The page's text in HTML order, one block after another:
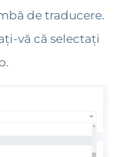
de traducere.
vă că selectați